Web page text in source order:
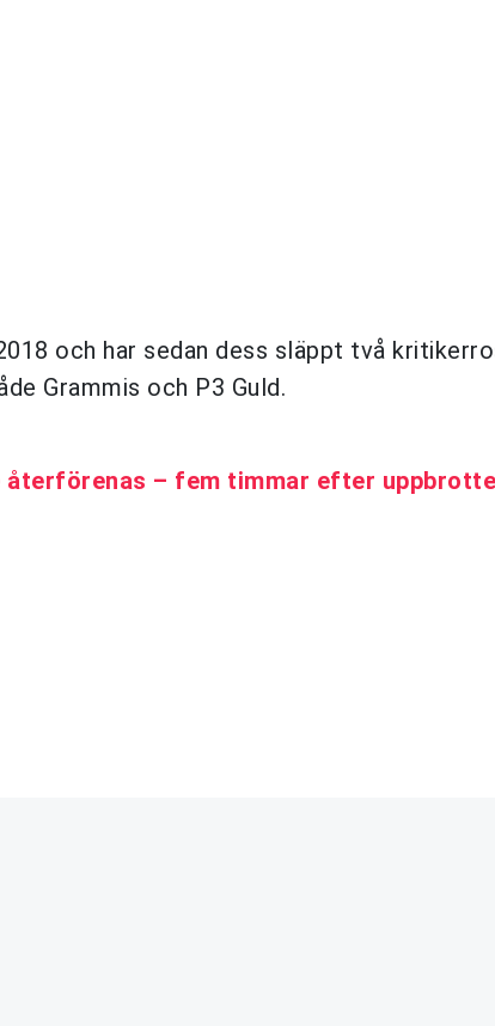
och har sedan dess släppt två
Grammis och P3 Guld.
återförenas – fem timmar efter